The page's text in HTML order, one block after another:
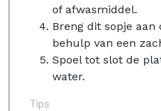
of afwasmiddel.
Breng dit sopje
behulp van een
Spoel tot slot de
water.
Tips